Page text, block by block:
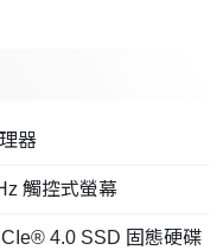
器
觸控式螢幕
4.0 SSD 固態硬碟